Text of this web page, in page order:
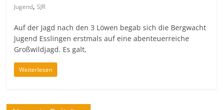
Jugend,SJR
Auf der Jagd nach den 3 Löwen begab sich die Bergwacht
Jugend Esslingen erstmals auf eine abenteuerreiche
Großwildjagd. Es galt,
Weiterlesen